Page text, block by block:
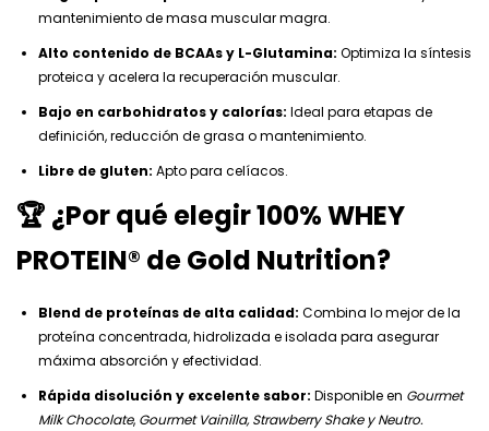
mantenimiento de masa muscular magra.
Alto contenido de BCAAs y L-Glutamina: Optimiza la síntesis
proteica y acelera la recuperación muscular.
Bajo en carbohidratos y calorías: Ideal para etapas de
definición, reducción de grasa o mantenimiento.
Libre de gluten: Apto para celíacos.
🏆 ¿Por qué elegir 100% WHEY
PROTEIN® de Gold Nutrition?
Blend de proteínas de alta calidad: Combina lo mejor de la
proteína concentrada, hidrolizada e isolada para asegurar
máxima absorción y efectividad.
Rápida disolución y excelente sabor: Disponible en Gourmet
Milk Chocolate, Gourmet Vainilla, Strawberry Shake y Neutro.